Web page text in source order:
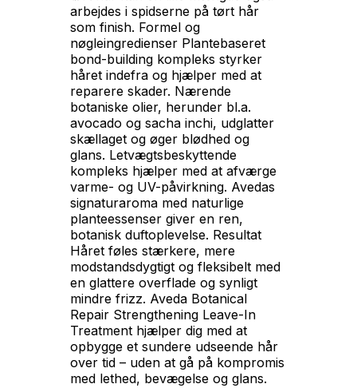
arbejdes i spidserne på tørt hår
som finish. Formel og
nøgleingredienser Plantebaseret
bond-building kompleks styrker
håret indefra og hjælper med at
reparere skader. Nærende
botaniske olier, herunder bl.a.
avocado og sacha inchi, udglatter
skællaget og øger blødhed og
glans. Letvægtsbeskyttende
kompleks hjælper med at afværge
varme- og UV-påvirkning. Avedas
signaturaroma med naturlige
planteessenser giver en ren,
botanisk duftoplevelse. Resultat
Håret føles stærkere, mere
modstandsdygtigt og fleksibelt med
en glattere overflade og synligt
mindre frizz. Aveda Botanical
Repair Strengthening Leave-In
Treatment hjælper dig med at
opbygge et sundere udseende hår
over tid – uden at gå på kompromis
med lethed, bevægelse og glans.